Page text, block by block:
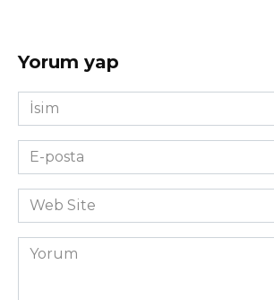
Yorum yap
İsim
*
E-
posta
*Web
Site
Yorum